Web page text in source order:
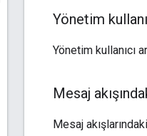
Yönetim
Yönetim kullanıcı
Mesaj
Mesaj